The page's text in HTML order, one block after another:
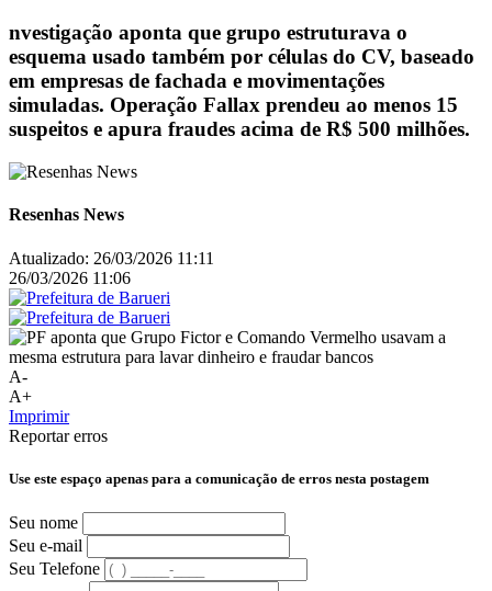
nvestigação aponta que grupo estruturava o
esquema usado também por células do CV, baseado
em empresas de fachada e movimentações
simuladas. Operação Fallax prendeu ao menos 15
suspeitos e apura fraudes acima de R$ 500 milhões.
Resenhas News
Atualizado: 26/03/2026 11:11
26/03/2026 11:06
A-
A+
Imprimir
Reportar erros
Use este espaço apenas para a comunicação de erros nesta postagem
Seu nome
Seu e-mail
Seu Telefone